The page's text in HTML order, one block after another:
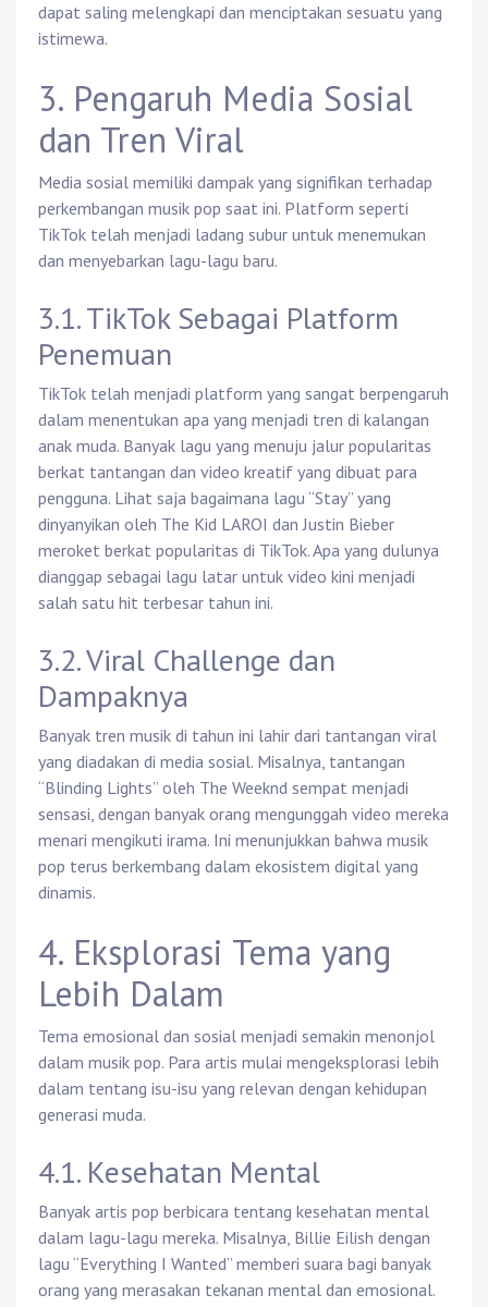
dapat saling melengkapi dan menciptakan sesuatu yang
istimewa.
3. Pengaruh Media Sosial
dan Tren Viral
Media sosial memiliki dampak yang signifikan terhadap
perkembangan musik pop saat ini. Platform seperti
TikTok telah menjadi ladang subur untuk menemukan
dan menyebarkan lagu-lagu baru.
3.1. TikTok Sebagai Platform
Penemuan
TikTok telah menjadi platform yang sangat berpengaruh
dalam menentukan apa yang menjadi tren di kalangan
anak muda. Banyak lagu yang menuju jalur popularitas
berkat tantangan dan video kreatif yang dibuat para
pengguna. Lihat saja bagaimana lagu “Stay” yang
dinyanyikan oleh The Kid LAROI dan Justin Bieber
meroket berkat popularitas di TikTok. Apa yang dulunya
dianggap sebagai lagu latar untuk video kini menjadi
salah satu hit terbesar tahun ini.
3.2. Viral Challenge dan
Dampaknya
Banyak tren musik di tahun ini lahir dari tantangan viral
yang diadakan di media sosial. Misalnya, tantangan
“Blinding Lights” oleh The Weeknd sempat menjadi
sensasi, dengan banyak orang mengunggah video mereka
menari mengikuti irama. Ini menunjukkan bahwa musik
pop terus berkembang dalam ekosistem digital yang
dinamis.
4. Eksplorasi Tema yang
Lebih Dalam
Tema emosional dan sosial menjadi semakin menonjol
dalam musik pop. Para artis mulai mengeksplorasi lebih
dalam tentang isu-isu yang relevan dengan kehidupan
generasi muda.
4.1. Kesehatan Mental
Banyak artis pop berbicara tentang kesehatan mental
dalam lagu-lagu mereka. Misalnya, Billie Eilish dengan
lagu “Everything I Wanted” memberi suara bagi banyak
orang yang merasakan tekanan mental dan emosional.